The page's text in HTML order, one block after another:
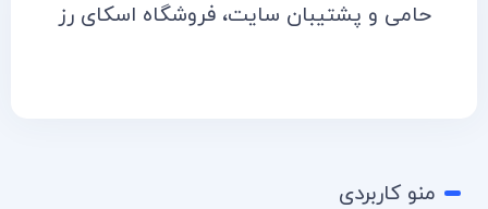
حامی و پشتیبان سایت، فروشگاه اسکای رز
منو کاربردی